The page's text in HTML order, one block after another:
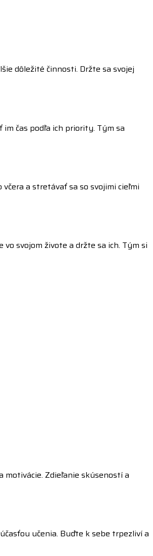
dôležité činnosti. Držte sa svojej
čas podľa ich priority. Tým sa
a stretávať sa so svojimi cieľmi
svojom živote a držte sa ich. Tým si
Zdieľanie skúseností a
učenia. Buďte k sebe trpezliví a